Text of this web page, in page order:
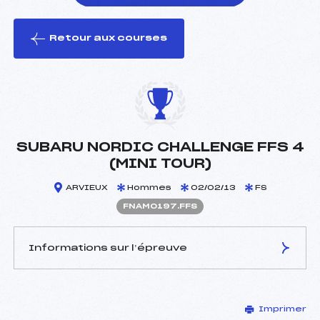
le ski
Retour aux courses
SUBARU NORDIC CHALLENGE FFS 4
(MINI TOUR)
ARVIEUX Hommes 02/02/13 FS
FNAM0197.FFS
Informations sur l’épreuve
FINE CHRISTIAN ()
Imprimer